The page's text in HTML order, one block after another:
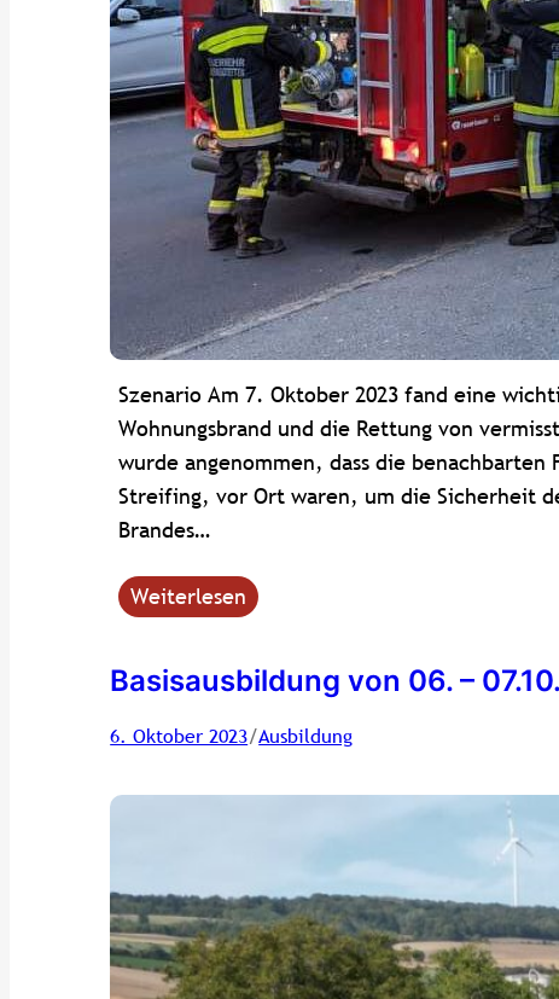
Szenario Am 7. Oktober 2023 fand eine
Wohnungsbrand und die Rettung von
wurde angenommen, dass die
Streifing, vor Ort waren, um die Sicherheit
Brandes…
Weiterlesen
Basisausbildung von 06. –
6. Oktober 2023/Ausbildung